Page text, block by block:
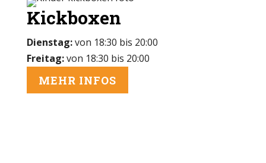
Kickboxen
Dienstag:von 18:30 bis 20:00
Freitag:von 18:30 bis 20:00
MEHR INFOS